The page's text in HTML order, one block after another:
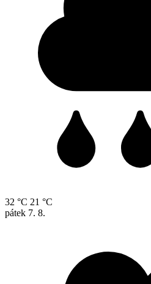
32 °C 21 °C
pátek 7. 8.